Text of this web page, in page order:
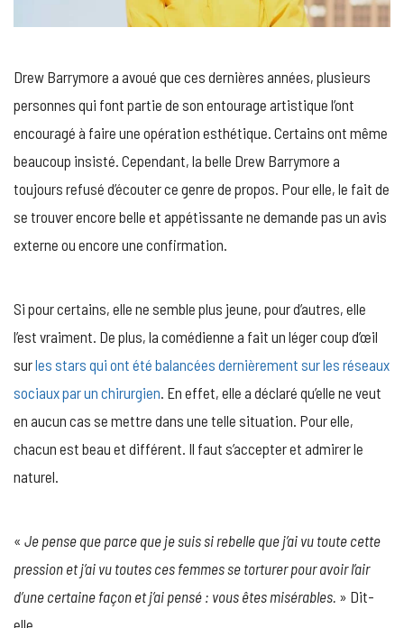
Drew Barrymore a avoué que ces dernières années, plusieurs
personnes qui font partie de son entourage artistique l’ont
encouragé à faire une opération esthétique. Certains ont même
beaucoup insisté. Cependant, la belle Drew Barrymore a
toujours refusé d’écouter ce genre de propos. Pour elle, le fait de
se trouver encore belle et appétissante ne demande pas un avis
externe ou encore une confirmation.
Si pour certains, elle ne semble plus jeune, pour d’autres, elle
l’est vraiment. De plus, la comédienne a fait un léger coup d’œil
surles stars qui ont été balancées dernièrement sur les réseaux
sociaux par un chirurgien. En effet, elle a déclaré qu’elle ne veut
en aucun cas se mettre dans une telle situation. Pour elle,
chacun est beau et différent. Il faut s’accepter et admirer le
naturel.
« Je pense que parce que je suis si rebelle que j’ai vu toute cette
pression et j’ai vu toutes ces femmes se torturer pour avoir l’air
d’une certaine façon et j’ai pensé : vous êtes misérables. » Dit-